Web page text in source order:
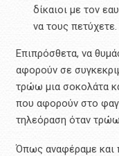
δίκαιοι με τον
να τους πετύχετε.
Επιπρόσθετα, να
αφορούν σε
τρώω μια σοκολάτα
που αφορούν στο
τηλεόραση όταν
Όπως αναφέραμε και